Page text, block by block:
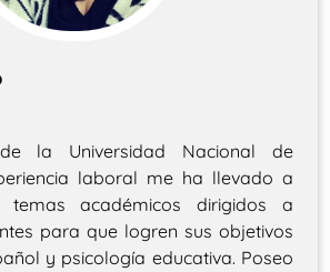
la Universidad Nacional de
laboral me ha llevado a
temas académicos dirigidos a
para que logren sus objetivos
y psicología educativa. Poseo